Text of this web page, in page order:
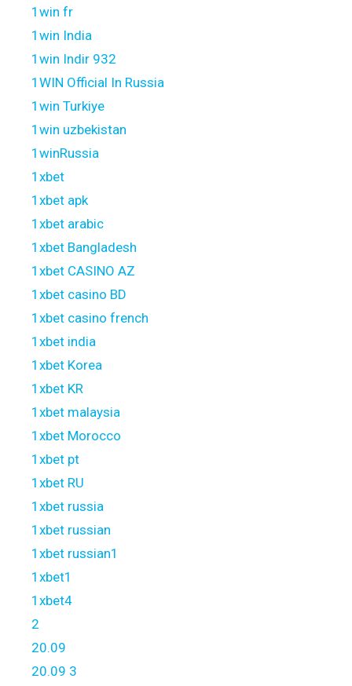
1win fr
1win India
1win Indir 932
1WIN Official In Russia
1win Turkiye
1win uzbekistan
1winRussia
1xbet
1xbet apk
1xbet arabic
1xbet Bangladesh
1xbet CASINO AZ
1xbet casino BD
1xbet casino french
1xbet india
1xbet Korea
1xbet KR
1xbet malaysia
1xbet Morocco
1xbet pt
1xbet RU
1xbet russia
1xbet russian
1xbet russian1
1xbet1
1xbet4
2
20.09
20.09 3